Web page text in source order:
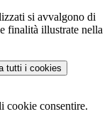
si avvalgono di
finalità illustrate nella
tutti i cookies
cookie consentire.